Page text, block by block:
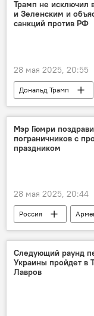
Трамп не исключил
и Зеленским и
санкций против РФ
28 мая 2025, 20:55
Дональд Трамп
Мэр Гюмри
пограничников с
праздником
28 мая 2025, 20:44
Россия
Новости Армения
Следующий раунд
Украины пройдет в
Лавров